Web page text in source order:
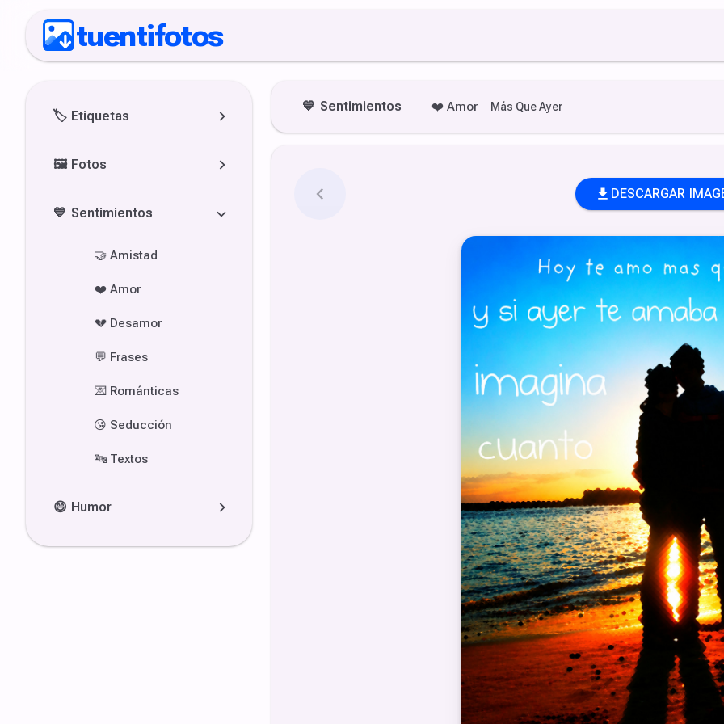
tuentifotos
💙 Sentimientos ❤️ Amor Más Que Ayer
DESCARGAR
🏷️ Etiquetas
🖼️ Fotos
💙 Sentimientos
🤝 Amistad
❤️ Amor
💔 Desamor
💬 Frases
💌 Románticas
😘 Seducción
🔤 Textos
😄 Humor